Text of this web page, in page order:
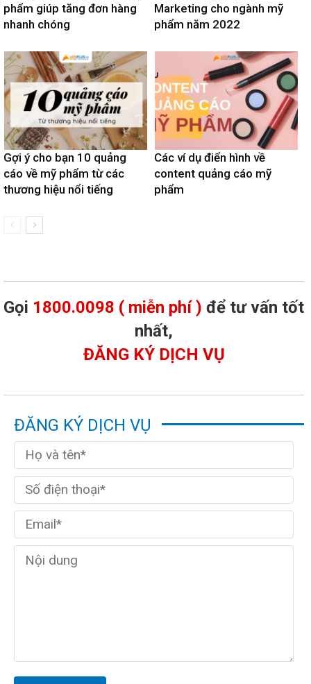
phẩm giúp tăng đơn hàng
nhanh chóng
Marketing cho ngành mỹ
phẩm năm 2022
Gợi ý cho bạn 10 quảng
cáo về mỹ phẩm từ các
thương hiệu nổi tiếng
Các ví dụ điển hình về
content quảng cáo mỹ
phẩm
Gọi 1800.0098 ( miễn phí ) để tư vấn tốt
nhất,
ĐĂNG KÝ DỊCH VỤ
ĐĂNG KÝ DỊCH VỤ